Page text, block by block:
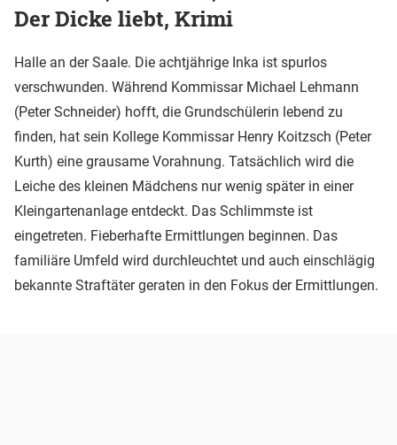
Der Dicke liebt, Krimi
Halle an der Saale. Die achtjährige Inka ist spurlos
verschwunden. Während Kommissar Michael Lehmann
(Peter Schneider) hofft, die Grundschülerin lebend zu
finden, hat sein Kollege Kommissar Henry Koitzsch (Peter
Kurth) eine grausame Vorahnung. Tatsächlich wird die
Leiche des kleinen Mädchens nur wenig später in einer
Kleingartenanlage entdeckt. Das Schlimmste ist
eingetreten. Fieberhafte Ermittlungen beginnen. Das
familiäre Umfeld wird durchleuchtet und auch einschlägig
bekannte Straftäter geraten in den Fokus der Ermittlungen.